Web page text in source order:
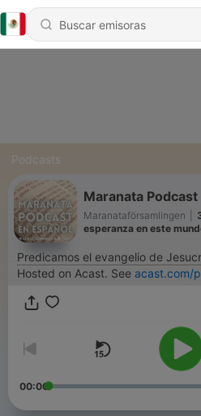
Podcasts
Maranata
Maranataförsamlingen
esperanza en este
Predicamos el evangelio de
Hosted on Acast. See acast.com/
00:00